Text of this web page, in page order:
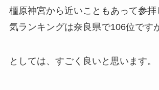
橿原神宮から近いこともあって参拝
気ランキングは奈良県で106位です
としては、すごく良いと思います。